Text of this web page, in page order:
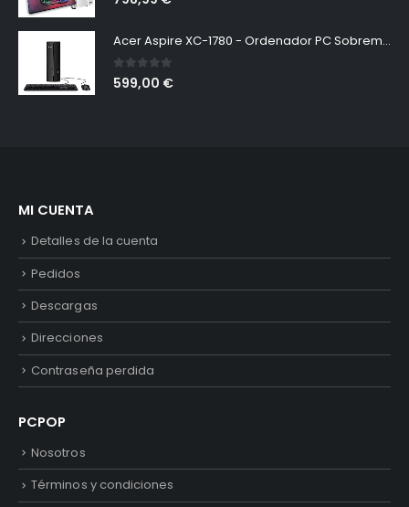
Acer Aspire XC-1780 - Ordenador PC Sobremesa (Intel Core i5-13400, 16GB RAM, 512GB SSD, Intel UHD Graphics 730, Windows 11 Home) Negro - USB Ratón - Teclado QWERTY Español
0out of 5
599,00 €
MI CUENTA
Detalles de la cuenta
Pedidos
Descargas
Direcciones
Contraseña perdida
PCPOP
Nosotros
Términos y condiciones